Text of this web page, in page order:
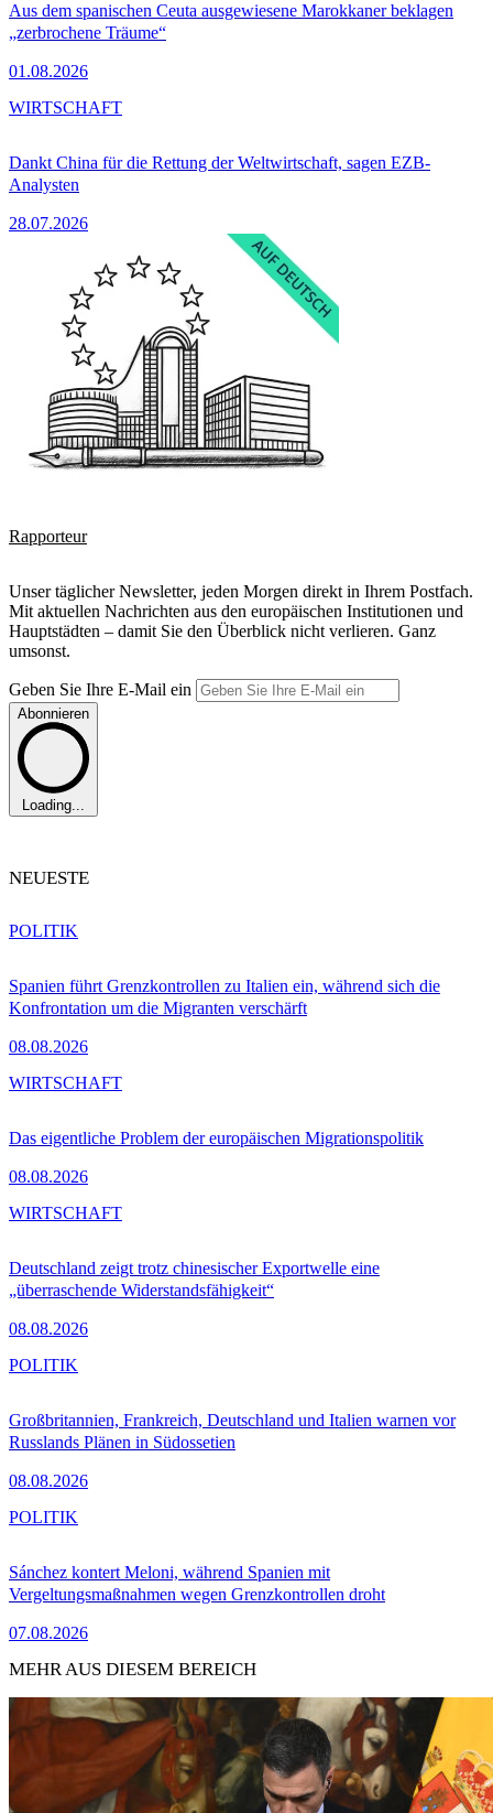
Aus dem spanischen Ceuta ausgewiesene Marokkaner beklagen
„zerbrochene Träume“
01.08.2026
Dankt China für die Rettung der Weltwirtschaft, sagen EZB-
Analysten
28.07.2026
WIRTSCHAFT
Rapporteur
Unser täglicher Newsletter, jeden Morgen direkt in Ihrem Postfach.
Mit aktuellen Nachrichten aus den europäischen Institutionen und
Hauptstädten – damit Sie den Überblick nicht verlieren. Ganz
umsonst.
Geben Sie Ihre E-Mail ein
Abonnieren
Loading...
NEUESTE
Spanien führt Grenzkontrollen zu Italien ein, während sich die
Konfrontation um die Migranten verschärft
08.08.2026
POLITIK
Das eigentliche Problem der europäischen Migrationspolitik
08.08.2026
WIRTSCHAFT
Deutschland zeigt trotz chinesischer Exportwelle eine
„überraschende Widerstandsfähigkeit“
08.08.2026
WIRTSCHAFT
Großbritannien, Frankreich, Deutschland und Italien warnen vor
Russlands Plänen in Südossetien
08.08.2026
POLITIK
Sánchez kontert Meloni, während Spanien mit
Vergeltungsmaßnahmen wegen Grenzkontrollen droht
07.08.2026
POLITIK
MEHR AUS DIESEM BEREICH